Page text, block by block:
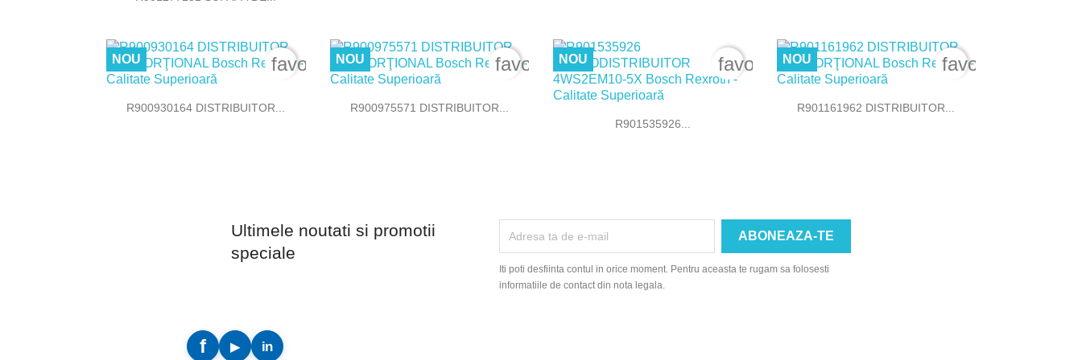
 Vizualizare rapida
R900930164 DISTRIBUITOR...
NOU
favorite_border
 Vizualizare rapida
R900975571 DISTRIBUITOR...
NOU favorite_border
Vizualizare rapida
R901535926...
NOU
favorite_border
 Vizualizare rapida
R901161962 DISTRIBUITOR...
NOU favorite_border
Ultimele noutati si promotii
speciale
Iti poti desfiinta contul in orice moment. Pentru aceasta te rugam sa folosesti
informatiile de contact din nota legala.